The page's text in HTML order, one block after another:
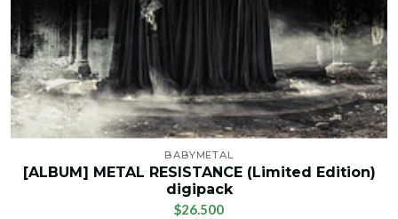
BABYMETAL
[ALBUM] METAL RESISTANCE (Limited Edition)
digipack
$26.500